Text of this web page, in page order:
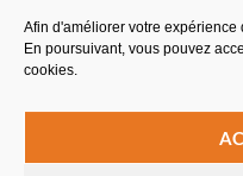
Afin d'améliorer votre
En poursuivant, vous pouvez
cookies.